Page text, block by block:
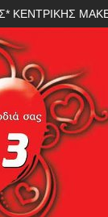
ΚΕΝΤΡΙΚΗΣ